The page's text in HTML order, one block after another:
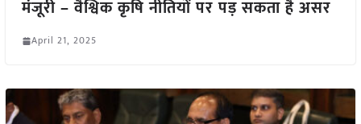
मंजूरी – वैश्विक कृषि नीतियों पर पड़ सकता है असर
April 21, 2025